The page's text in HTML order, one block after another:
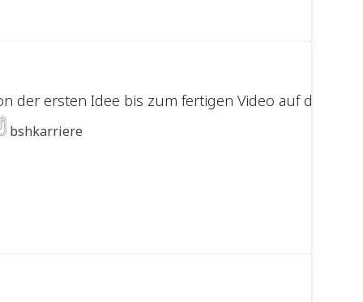
der ersten Idee bis zum fertigen Video auf den
bshkarriere